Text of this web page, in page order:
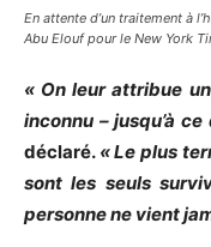
En attente d’un traitement à
Abu Elouf pour le New York
« On leur attribue
inconnu – jusqu’à
déclaré. « Le plus
sont les seuls
personne ne vient